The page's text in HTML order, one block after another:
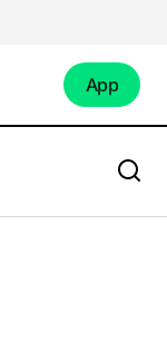
App